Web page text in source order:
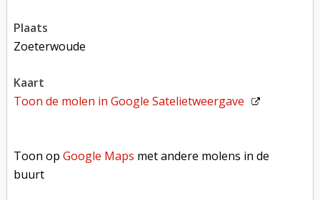
plaats
Zoeterwoude
kaart
Toon de molen inGoogle Satelietweergave
Toon opGoogle Maps met andere molens in de
buurt